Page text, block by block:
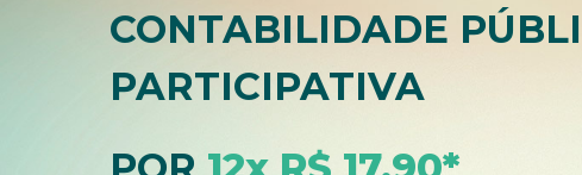
CONTABILIDADE
PARTICIPATIVA